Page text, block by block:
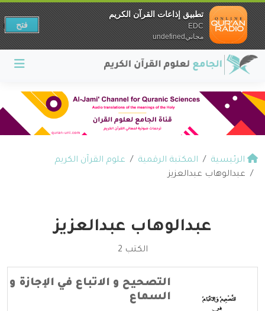
الرئيسية المكتبة الرقمية
علوم القرآن الكريم
عبدالوهاب عبدالعزيز
عبدالوهاب عبدالعزيز
الكتب 2
التصحيح و الاتباع في الإجازة و
السماع
تطبيق إذاعات القرآن الكريم
EDC
مجانيundefined
فتح